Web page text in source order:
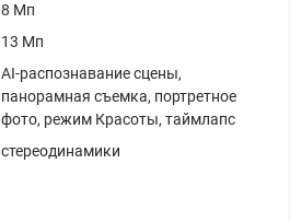
8 Мп
13 Мп
AI-распознавание сцены,
панорамная съемка, портретное
фото, режим Красоты, таймлапс
стереодинамики